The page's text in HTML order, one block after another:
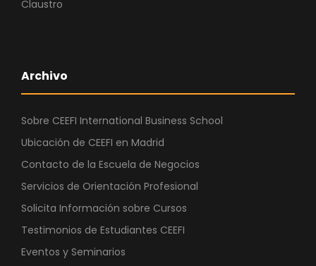
Claustro
Archivo
Sobre CEEFI International Business School
Ubicación de CEEFI en Madrid
Contacto de la Escuela de Negocios
Servicios de Orientación Profesional
Solicita Información sobre Cursos
Testimonios de Estudiantes CEEFI
Eventos y Seminarios